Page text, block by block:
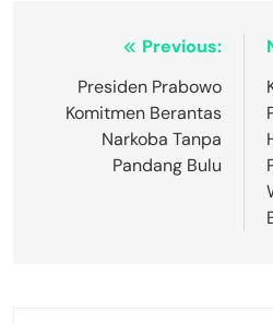
navigation
Previous:
Presiden Prabowo
Komitmen Berantas
Narkoba Tanpa
Pandang Bulu